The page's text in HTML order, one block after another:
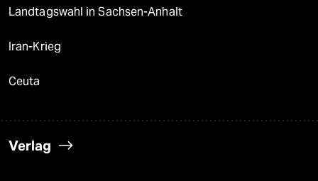
Landtagswahl in Sachsen-Anhalt
Iran-Krieg
Ceuta
Verlag